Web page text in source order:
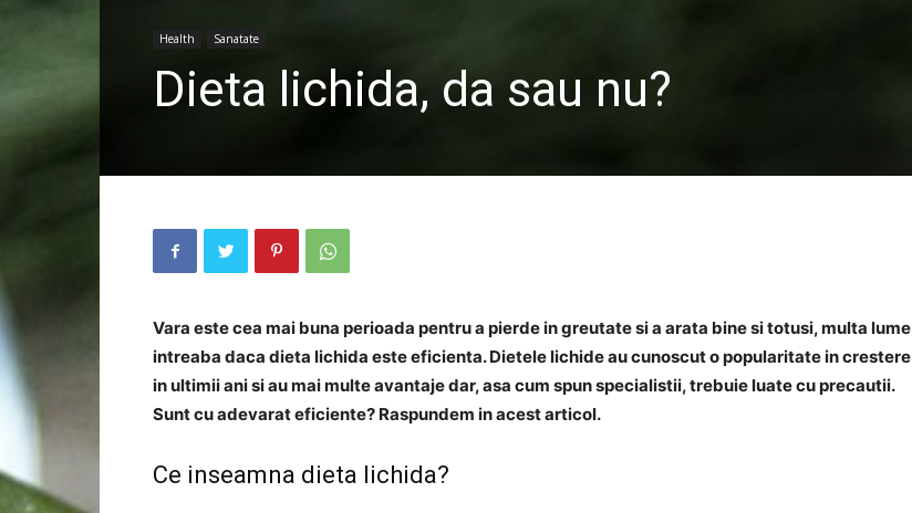
Health Sanatate
Dieta lichida, da sau nu?
Vara este cea mai buna perioada pentru a pierde in greutate si a arata bine si totusi, multa lume
intreaba daca dieta lichida este eficienta. Dietele lichide au cunoscut o popularitate in crestere
in ultimii ani si au mai multe avantaje dar, asa cum spun specialistii, trebuie luate cu precautii.
Sunt cu adevarat eficiente? Raspundem in acest articol.
Ce inseamna dieta lichida?